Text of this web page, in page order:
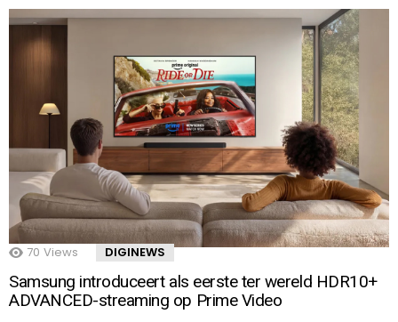
70 Views DIGINEWS
Samsung introduceert als eerste ter wereld HDR10+
ADVANCED-streaming op Prime Video